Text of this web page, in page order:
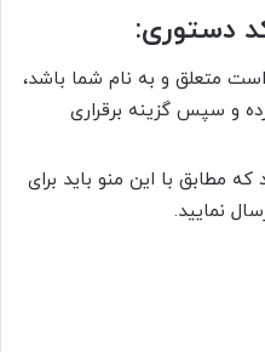
دستوری:
متعلق و به نام شما باشد،
کرده و سپس گزینه برقراری
مطابق با این منو باید برای